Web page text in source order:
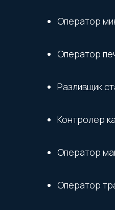
Оператор
Оператор
Разливщик
Контролер
Оператор
Оператор